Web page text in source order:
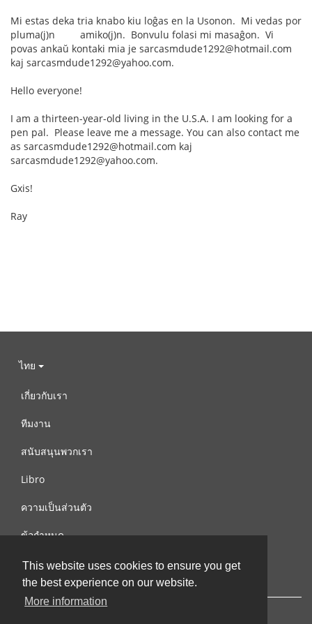
This website uses cookies to ensure you get
the best experience on our website.
More information
Mi estas deka tria knabo kiu loĝas en la Usonon. Mi vedas por
pluma(j)n amiko(j)n. Bonvulu folasi mi masaĝon. Vi
povas ankaŭ kontaki mia je sarcasmdude1292@hotmail.com
kaj sarcasmdude1292@yahoo.com.
Hello everyone!
I am a thirteen-year-old living in the U.S.A. I am looking for a
pen pal. Please leave me a message. You can also contact me
as sarcasmdude1292@hotmail.com kaj
sarcasmdude1292@yahoo.com.
Gxis!
Ray
ไทย
เกี่ยวกับเรา
ทีมงาน
สนับสนุนพวกเรา
Libro
ความเป็นส่วนตัว
ข้อกำหนด
ติดต่อเรา